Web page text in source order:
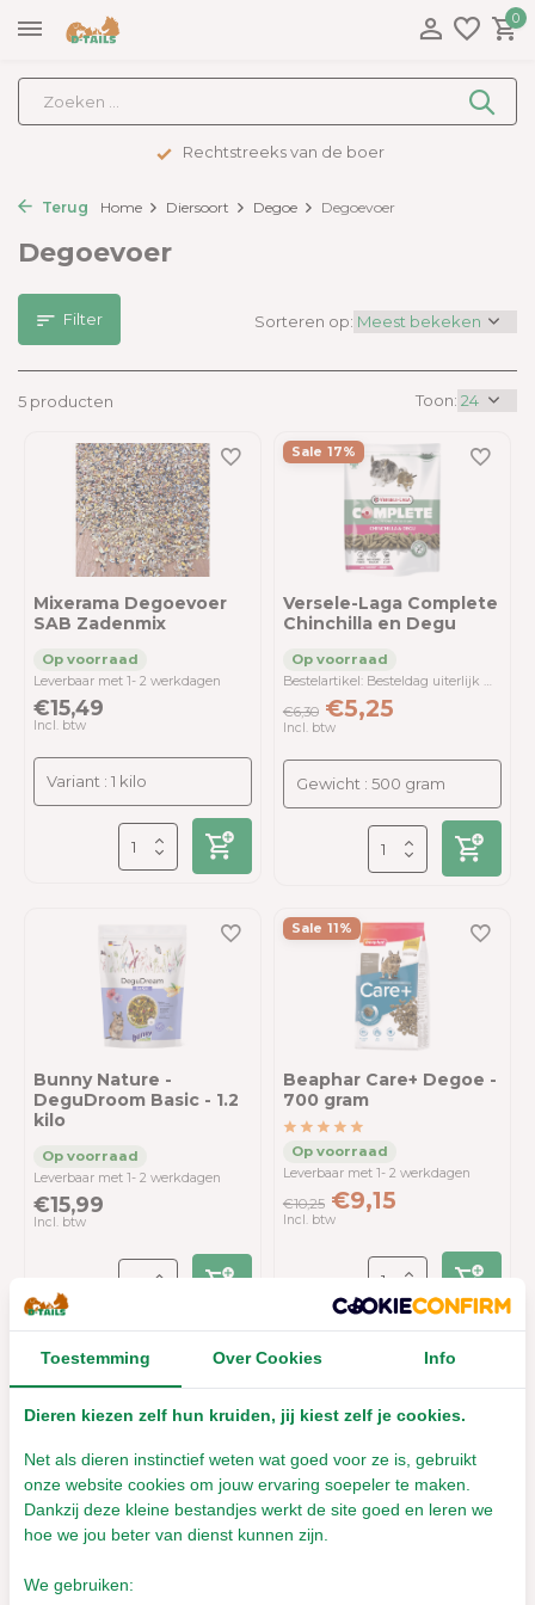
0
Rechtstreeks van de boer
Terug Home Diersoort Degoe Degoevoer
Degoevoer
Filter
5 producten Toon:
Sorteren op:
Mixerama Degoevoer
SAB Zadenmix
Leverbaar met 1- 2 werkdagen
€15,49
Incl. btw
Sale 17%
Versele-Laga Complete
Chinchilla en Degu
Bestelartikel: Besteldag uiterlijk maandag <9.30 uur - Verzenddag dinsdag
€6,30 €5,25
Incl. btw
Bunny Nature -
DeguDroom Basic - 1.2
kilo
Leverbaar met 1- 2 werkdagen
€15,99
Incl. btw
Sale 11%
Beaphar Care+ Degoe -
700 gram
Leverbaar met 1- 2 werkdagen
€10,25 €9,15
Incl. btw
Sale 16%
Supreme Science
Selective Degoe - 1.5
Toestemming Over Cookies Info
Dieren kiezen zelf hun kruiden, jij kiest zelf je cookies.
Net als dieren instinctief weten wat goed voor ze is, gebruikt
onze website cookies om jouw ervaring soepeler te maken.
Dankzij deze kleine bestandjes werkt de site goed en leren we
hoe we jou beter van dienst kunnen zijn.
We gebruiken: